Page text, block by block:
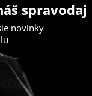
spravodaj
novinky